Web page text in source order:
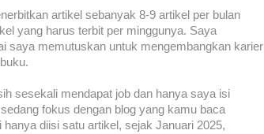
artikel sebanyak 8-9 artikel per bulan
yang harus terbit per minggunya. Saya
saya memutuskan untuk mengembangkan karier
sesekali mendapat job dan hanya saya isi
fokus dengan blog yang kamu baca
diisi satu artikel, sejak Januari 2025,